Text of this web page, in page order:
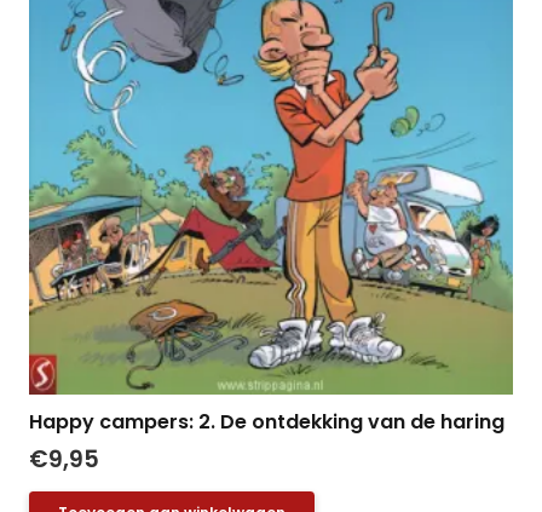
Happy campers: 2. De ontdekking van de haring
€9,95